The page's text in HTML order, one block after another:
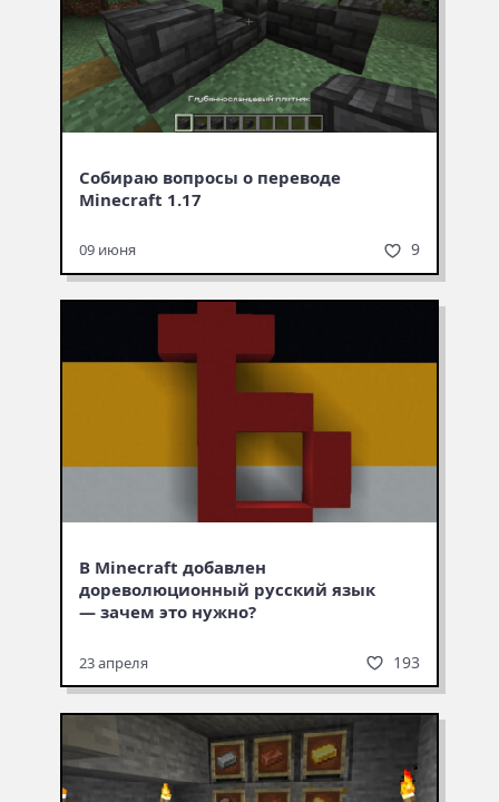
Собираю вопросы о переводе
Minecraft 1.17
09 июня 9
В Minecraft добавлен
дореволюционный русский язык
— зачем это нужно?
23 апреля 193